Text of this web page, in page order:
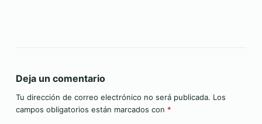
Deja un comentario
Tu dirección de correo electrónico no será publicada. Los
campos obligatorios están marcados con *